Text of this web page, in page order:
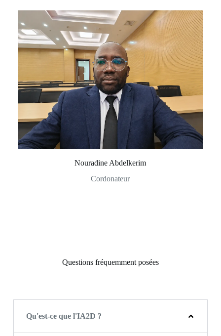
Nouradine Abdelkerim
Cordonateur
Questions fréquemment posées
Qu'est-ce que l'IA2D ?